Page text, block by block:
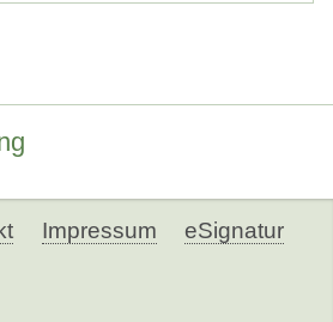
Impressum eSignatur